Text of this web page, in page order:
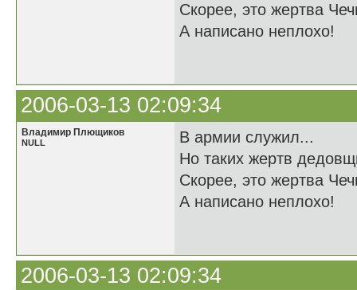
Скорее, это жертва
А написано неплохо!
2006-03-13 02:09:34
Владимир Плющиков
NULL
В армии служил...
Но таких жертв
Скорее, это жертва
А написано неплохо!
2006-03-13 02:09:34